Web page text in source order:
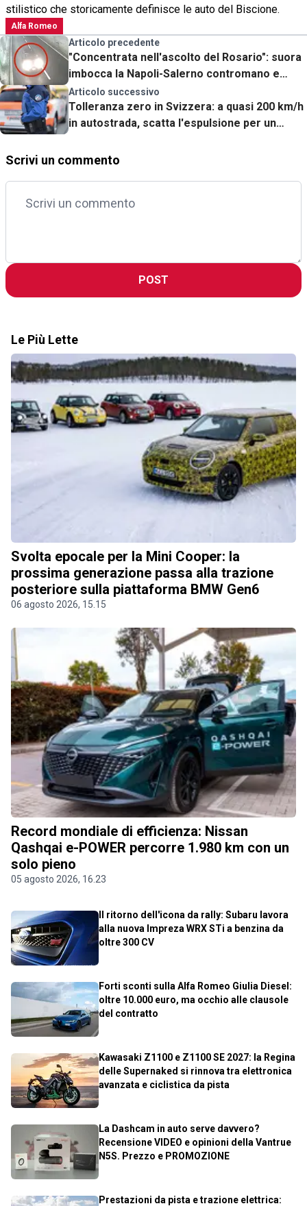
stilistico che storicamente definisce le auto del Biscione.
Alfa Romeo
Articolo precedente
"Concentrata nell'ascolto del Rosario": suora
imbocca la Napoli-Salerno contromano e
semina il panico
Articolo successivo
Tolleranza zero in Svizzera: a quasi 200 km/h
in autostrada, scatta l'espulsione per un
Scrivi un commento
POST
Le Più Lette
Svolta epocale per la Mini Cooper: la
prossima generazione passa alla trazione
posteriore sulla piattaforma BMW Gen6
06 agosto 2026, 15.15
Record mondiale di efficienza: Nissan
Qashqai e-POWER percorre 1.980 km con un
solo pieno
05 agosto 2026, 16.23
Il ritorno dell'icona da rally: Subaru lavora
alla nuova Impreza WRX STi a benzina da
oltre 300 CV
Forti sconti sulla Alfa Romeo Giulia Diesel:
oltre 10.000 euro, ma occhio alle clausole
del contratto
Kawasaki Z1100 e Z1100 SE 2027: la Regina
delle Supernaked si rinnova tra elettronica
avanzata e ciclistica da pista
La Dashcam in auto serve davvero?
Recensione VIDEO e opinioni della Vantrue
N5S. Prezzo e PROMOZIONE
Prestazioni da pista e trazione elettrica: